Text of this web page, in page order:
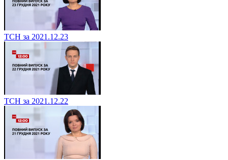
ТСН за 2021.12.23
ТСН за 2021.12.22